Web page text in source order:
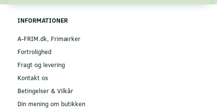
INFORMATIONER
A-FRIM.dk, Frimærker
Fortrolighed
Fragt og levering
Kontakt os
Betingelser & Vilkår
Din mening om butikken